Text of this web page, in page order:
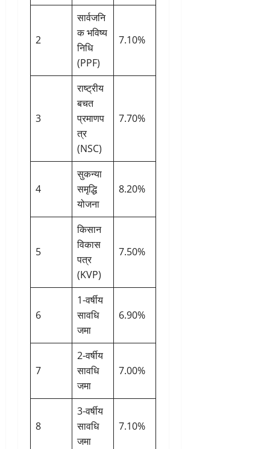
2
सार्वजनि
क भविष्य
निधि
(PPF)
7.10%
3
राष्ट्रीय
बचत
प्रमाणप
त्र
(NSC)
7.70%
4
सुकन्या
समृद्धि
योजना
8.20%
5
किसान
विकास
पत्र
(KVP)
7.50%
6
1-वर्षीय
सावधि
जमा
6.90%
7
2-वर्षीय
सावधि
जमा
7.00%
8
3-वर्षीय
सावधि
जमा
7.10%